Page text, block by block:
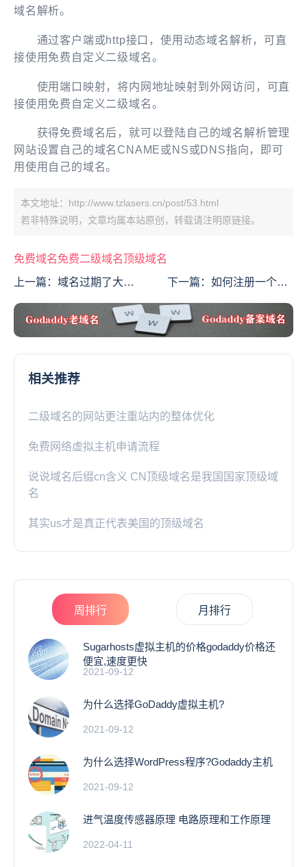
域名解析。
通过客户端或http接口，使用动态域名解析，可直
接使用免费自定义二级域名。
使用端口映射，将内网地址映射到外网访问，可直
接使用免费自定义二级域名。
获得免费域名后，就可以登陆自己的域名解析管理
网站设置自己的域名CNAME或NS或DNS指向，即可
用使用自己的域名。
本文地址：http://www.tzlasers.cn/post/53.html
若非特殊说明，文章均属本站原创，转载请注明原链接。
免费域名免费二级域名顶级域名
上一篇： 域名过期了大家
下一篇：如何注册一个简
什么新的思路？
相关推荐
二级域名的网站更注重站内的整体优化
免费网络虚拟主机申请流程
说说域名后缀cn含义 CN顶级域名是我国国家顶级域
名
其实us才是真正代表美国的顶级域名
周排行 月排行
Sugarhosts虚拟主机的价格godaddy价格还
便宜,速度更快
2021-09-12
为什么选择GoDaddy虚拟主机?
2021-09-12
为什么选择WordPress程序?Godaddy主机
2021-09-12
进气温度传感器原理 电路原理和工作原理
2022-04-11